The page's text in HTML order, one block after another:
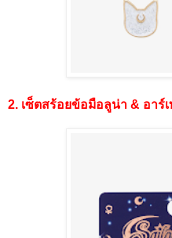
2. เซ็ตสร้อยข้อมือลูน่า & อาร์